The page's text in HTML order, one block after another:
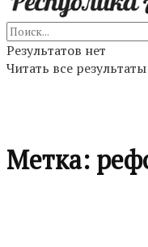
Результатов нет
Читать все результаты
Метка: